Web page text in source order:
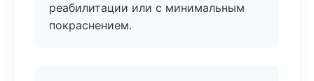
реабилитации или с минимальным
покраснением.